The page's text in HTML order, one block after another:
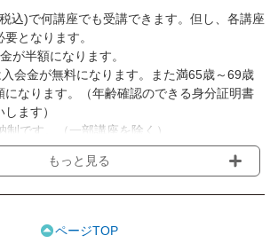
込)で何講座でも受講できます。但し、各講座
となります。
が半額になります。
会金が無料になります。また満65歳～69歳
になります。（年齢確認のできる身分証明書
ます）
制です。（一部講座を除く）
して１講座につき月額770円(税込)が含まれ
部の講座では別途傷害保険料も含まれており
せん。
もっと見る
ページTOP